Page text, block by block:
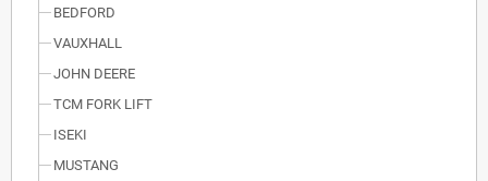
BEDFORD
VAUXHALL
JOHN DEERE
TCM FORK LIFT
ISEKI
MUSTANG